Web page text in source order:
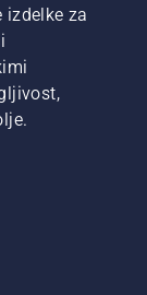
izdelke za